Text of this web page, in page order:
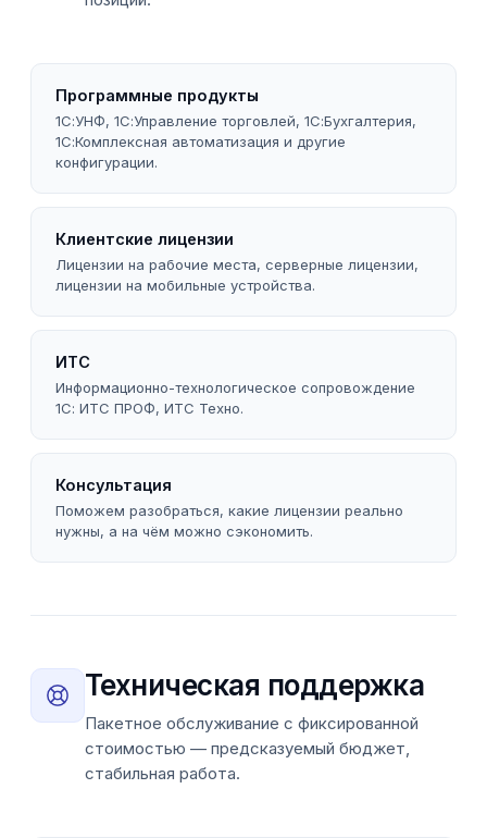
Программные продукты
1С:УНФ, 1С:Управление торговлей, 1С:Бухгалтерия,
1С:Комплексная автоматизация и другие
конфигурации.
Клиентские лицензии
Лицензии на рабочие места, серверные лицензии,
лицензии на мобильные устройства.
ИТС
Информационно-технологическое сопровождение
1С: ИТС ПРОФ, ИТС Техно.
Консультация
Поможем разобраться, какие лицензии реально
нужны, а на чём можно сэкономить.
Техническая поддержка
Пакетное обслуживание с фиксированной
стоимостью — предсказуемый бюджет,
стабильная работа.